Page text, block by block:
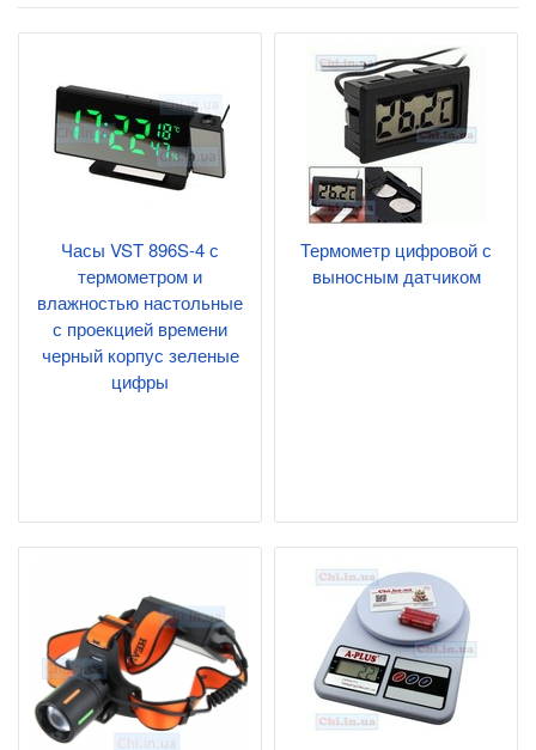
Часы VST 896S-4 с
термометром и
влажностью настольные
с проекцией времени
черный корпус зеленые
цифры
Термометр цифровой с
выносным датчиком